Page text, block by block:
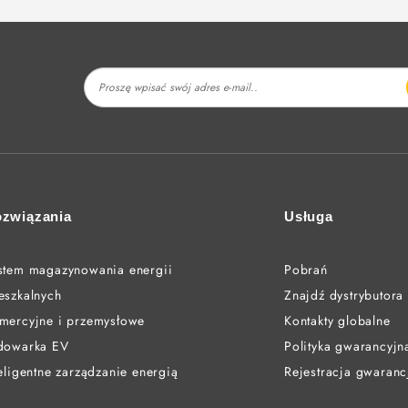
magazynowania energii
i przemysłowe
EV
zarządzanie energią
Usługa
Pobrań
Znajdź dystrybutora
Kontakty globalne
Polityka
Rejestracja